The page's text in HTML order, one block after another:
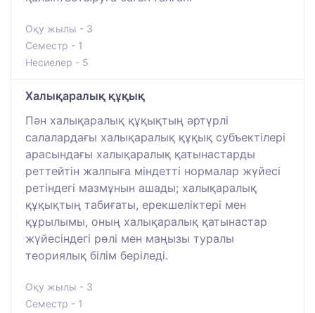
Оқу жылы - 3
Семестр - 1
Несиелер - 5
Халықаралық құқық
Пән халықаралық құқықтың әртүрлі
салалардағы халықаралық құқық субъектілері
арасындағы халықаралық қатынастарды
реттейтін жалпыға міндетті нормалар жүйесі
ретіндегі мазмұнын ашады; халықаралық
құқықтың табиғаты, ерекшеліктері мен
құрылымы, оның халықаралық қатынастар
жүйесіндегі рөлі мен маңызы туралы
теориялық білім беріледі.
Оқу жылы - 3
Семестр - 1